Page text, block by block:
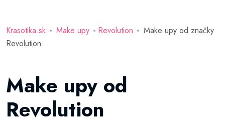
Krasotika.sk Make upy Revolution
Make upy od značky
Revolution
Make upy od
Revolution